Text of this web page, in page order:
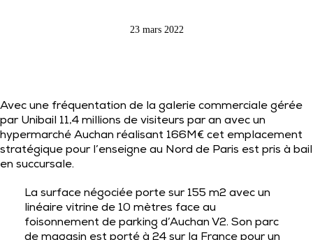
23 mars 2022
Avec une fréquentation de la galerie commerciale gérée
par Unibail 11,4 millions de visiteurs par an avec un
hypermarché Auchan réalisant 166M€ cet emplacement
stratégique pour l’enseigne au Nord de Paris est pris à bail
en succursale.
La surface négociée porte sur 155 m2 avec un
linéaire vitrine de 10 mètres face au
foisonnement de parking d’Auchan V2. Son parc